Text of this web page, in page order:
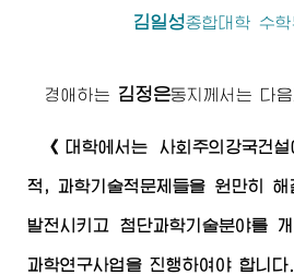
김일성종합대학 수
경애하는 김정은동지께서 는 다
《대학에서는 사회주의강국건
적, 과학기술적문제들을 원만히 해
발전시키고 첨단과학기술분야를
과학연구사업을 진행하여야 합니다.